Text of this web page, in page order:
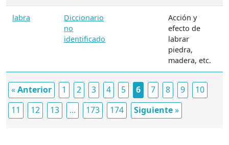
labra
Diccionario
no
identificado
Acción y
efecto de
labrar
piedra,
madera, etc.
«Anterior 1 2 3 4 5 6 7 8 9
10
11
12 13 ... 173 174 Siguiente»